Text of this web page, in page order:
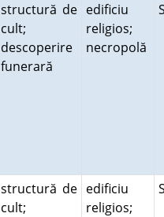
structură de
cult;
descoperire
funerară
edificiu
religios;
necropolă
structură de
cult;
edificiu
religios;